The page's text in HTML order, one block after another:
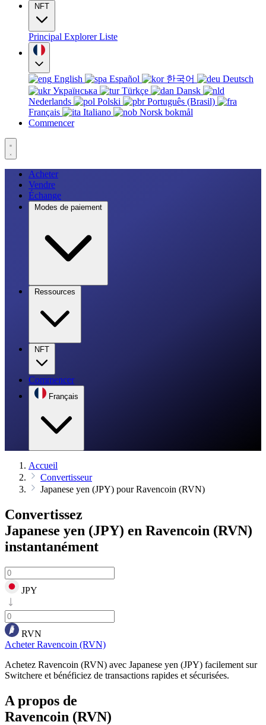
NFT
Principal ExplorerListe
English Español 한국어
Deutsch
Українська
Türkçe
Dansk
Nederlands
Polski
Português (Brasil)
Français
Italiano
Norsk bokmål
Commencer
Acheter
Vendre
Échange
Modes de paiement
Ressources
NFT
Commencer
Français
Accueil
Convertisseur
Japanese yen (JPY) pour Ravencoin (RVN)
Convertissez
Japanese yen (JPY) en Ravencoin (RVN)
instantanément
JPY
RVN
Acheter Ravencoin (RVN)
Achetez Ravencoin (RVN) avec Japanese yen (JPY) facilement sur
Switchere et bénéficiez de transactions rapides et sécurisées.
A propos de
Ravencoin (RVN)